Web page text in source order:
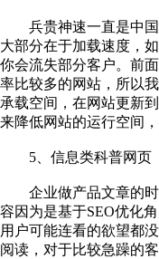
兵贵神速一直是中国
大部分在于加载速度，
你会流失部分客户。前
率比较多的网站，所以
承载空间，在网站更新
来降低网站的运行空间
5、信息类科普网页
企业做产品文章的时
容因为是基于SEO优化
用户可能连看的欲望都
阅读，对于比较急躁的